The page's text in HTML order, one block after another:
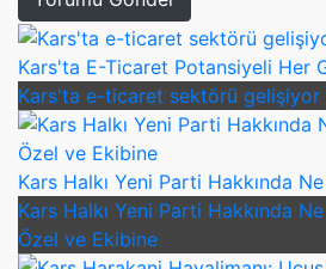
Kars'ta E-Ticaret Potansiyeli Her
Kars'ta e-ticaret sektörü gelişiyor
Kars Halkı Yeni Parti Hakkında
Kars Halkı Yeni Parti Hakkında
Özel ve Ekibine